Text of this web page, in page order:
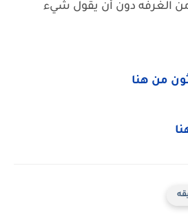
الغرفه دون أن يقول شيء
من هنا